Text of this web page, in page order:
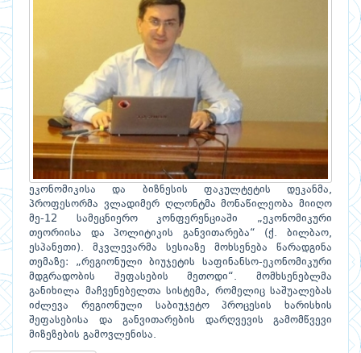
ეკონომიკისა და ბიზნესის ფაკულტეტის დეკანმა,
პროფესორმა ვლადიმერ ღლონტმა მონაწილეობა მიიღო
მე-12 სამეცნიერო კონფერენციაში „ეკონომიკური
თეორიისა და პოლიტიკის განვითარება“ (ქ. ბილბაო,
ესპანეთი). მკვლევარმა სესიაზე მოხსენება წარადგინა
თემაზე: „რეგიონული ბიუჯეტის საფინანსო-ეკონომიკური
მდგრადობის შეფასების მეთოდი“. მომხსენებლმა
განიხილა მაჩვენებელთა სისტემა, რომელიც საშუალებას
იძლევა რეგიონული საბიუჯეტო პროცესის ხარისხის
შეფასებისა და განვითარების დარღვევის გამომწვევი
მიზეზების გამოვლენისა.